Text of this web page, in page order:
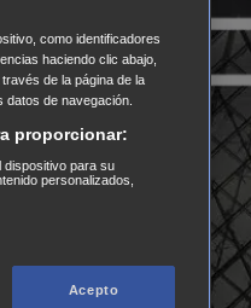
como identificadores
haciendo clic abajo,
de la página de la
de navegación.
proporcionar:
dispositivo para su
personalizados,
Acepto